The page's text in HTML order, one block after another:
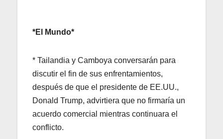
*El Mundo*
* Tailandia y Camboya conversarán para
discutir el fin de sus enfrentamientos,
después de que el presidente de EE.UU.,
Donald Trump, advirtiera que no firmaría un
acuerdo comercial mientras continuara el
conflicto.